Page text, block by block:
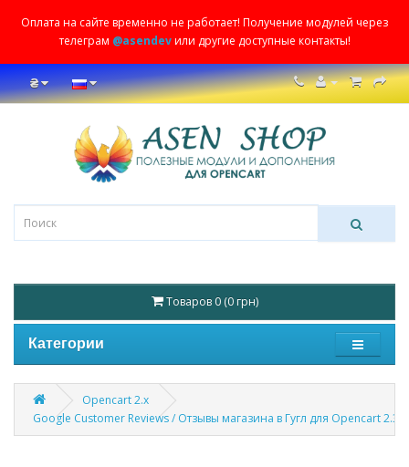
Оплата на сайте временно не работает! Получение модулей через
телеграм @asendevили другие доступные контакты!
₴
Товаров 0 (0 грн)
Категории
Opencart 2.x
Google Customer Reviews / Отзывы магазина в Гугл для Opencart 2.3